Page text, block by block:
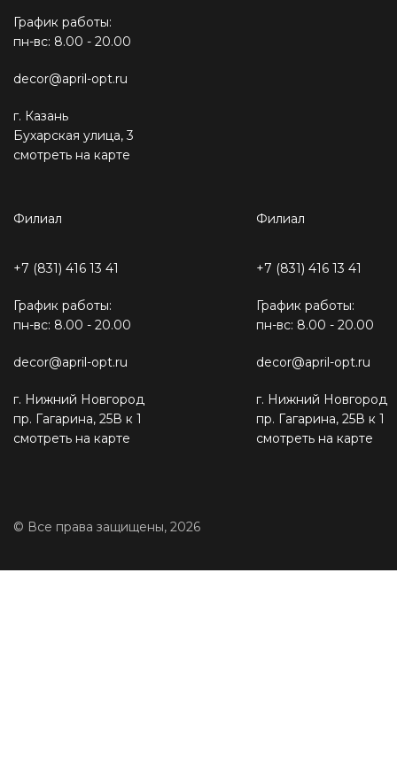
График работы:
пн-вс: 8.00 - 20.00
decor@april-opt.ru
г. Казань
Бухарская улица, 3
смотреть на карте
Филиал
+7 (831) 416 13 41
График работы:
пн-вс: 8.00 - 20.00
decor@april-opt.ru
г. Нижний Новгород
пр. Гагарина, 25В к 1
смотреть на карте
Филиал
+7 (831) 416 13 41
График работы:
пн-вс: 8.00 - 20.00
decor@april-opt.ru
г. Нижний Новгород
пр. Гагарина, 25В к 1
смотреть на карте
© Все права защищены, 2026